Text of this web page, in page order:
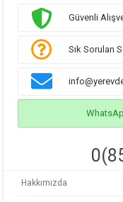
Güvenli
Sık Sorulan
Hakkımızda